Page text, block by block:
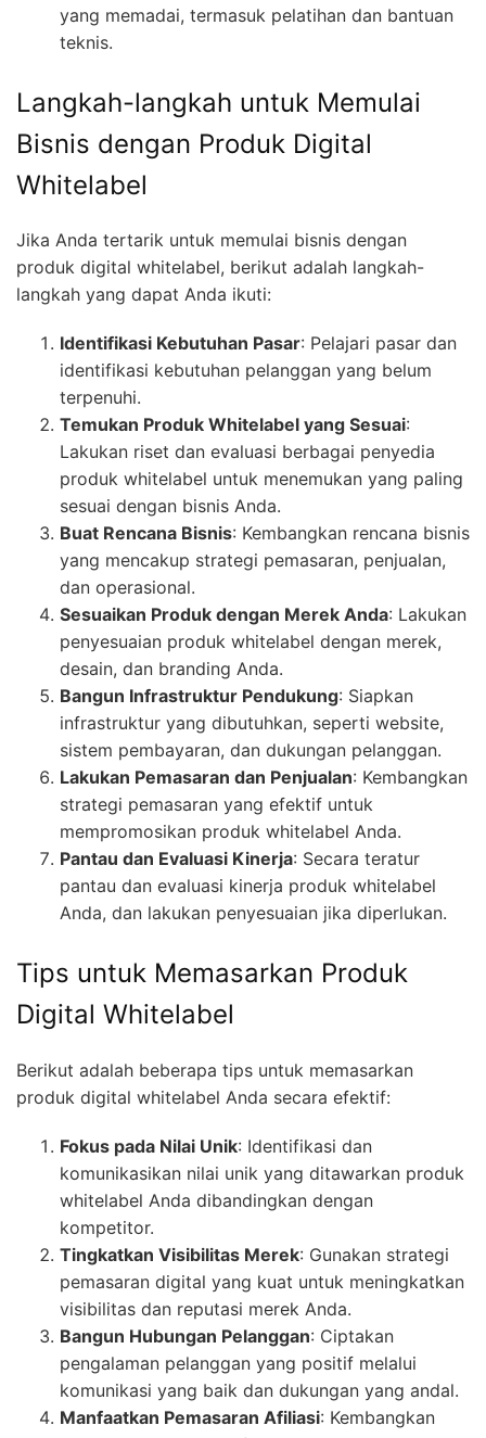
yang memadai, termasuk pelatihan dan bantuan
teknis.
Langkah-langkah untuk Memulai
Bisnis dengan Produk Digital
Whitelabel
Jika Anda tertarik untuk memulai bisnis dengan
produk digital whitelabel, berikut adalah langkah-
langkah yang dapat Anda ikuti:
Identifikasi Kebutuhan Pasar: Pelajari pasar dan
identifikasi kebutuhan pelanggan yang belum
terpenuhi.
Temukan Produk Whitelabel yang Sesuai:
Lakukan riset dan evaluasi berbagai penyedia
produk whitelabel untuk menemukan yang paling
sesuai dengan bisnis Anda.
Buat Rencana Bisnis: Kembangkan rencana bisnis
yang mencakup strategi pemasaran, penjualan,
dan operasional.
Sesuaikan Produk dengan Merek Anda: Lakukan
penyesuaian produk whitelabel dengan merek,
desain, dan branding Anda.
Bangun Infrastruktur Pendukung: Siapkan
infrastruktur yang dibutuhkan, seperti website,
sistem pembayaran, dan dukungan pelanggan.
Lakukan Pemasaran dan Penjualan: Kembangkan
strategi pemasaran yang efektif untuk
mempromosikan produk whitelabel Anda.
Pantau dan Evaluasi Kinerja: Secara teratur
pantau dan evaluasi kinerja produk whitelabel
Anda, dan lakukan penyesuaian jika diperlukan.
Tips untuk Memasarkan Produk
Digital Whitelabel
Berikut adalah beberapa tips untuk memasarkan
produk digital whitelabel Anda secara efektif:
Fokus pada Nilai Unik: Identifikasi dan
komunikasikan nilai unik yang ditawarkan produk
whitelabel Anda dibandingkan dengan
kompetitor.
Tingkatkan Visibilitas Merek: Gunakan strategi
pemasaran digital yang kuat untuk meningkatkan
visibilitas dan reputasi merek Anda.
Bangun Hubungan Pelanggan: Ciptakan
pengalaman pelanggan yang positif melalui
komunikasi yang baik dan dukungan yang andal.
Manfaatkan Pemasaran Afiliasi: Kembangkan